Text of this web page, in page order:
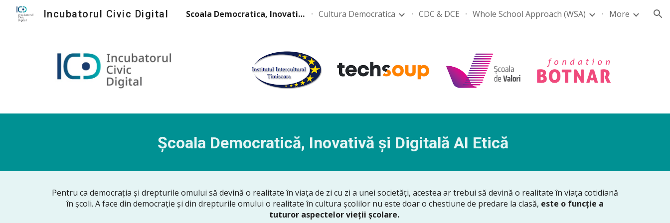
Skip to main content Skip to navigation
Incubatorul Civic Digital Scoala Democratica, Inovativa si Digitala Cultura Democratica CDC & DCE Whole School Approach (WSA) More
Școala Democratică, Inovativă și Digitală AI Etică
Pentru ca democrația și drepturile omului să devină o realitate în viața de zi cu zi a unei societăți, acestea ar trebui să devină o realitate în viața cotidiană
în școli. A face din democrație și din drepturile omului o realitate în cultura școlilor nu este doar o chestiune de predare la clasă, este o funcție a
tuturor aspectelor vieții școlare.